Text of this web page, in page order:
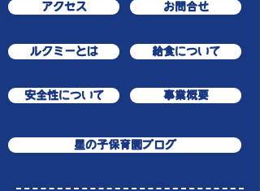
ルクミーとは 給食について
安全性について
お問合せ
星の子保育園ブログ
事業概要
アクセス